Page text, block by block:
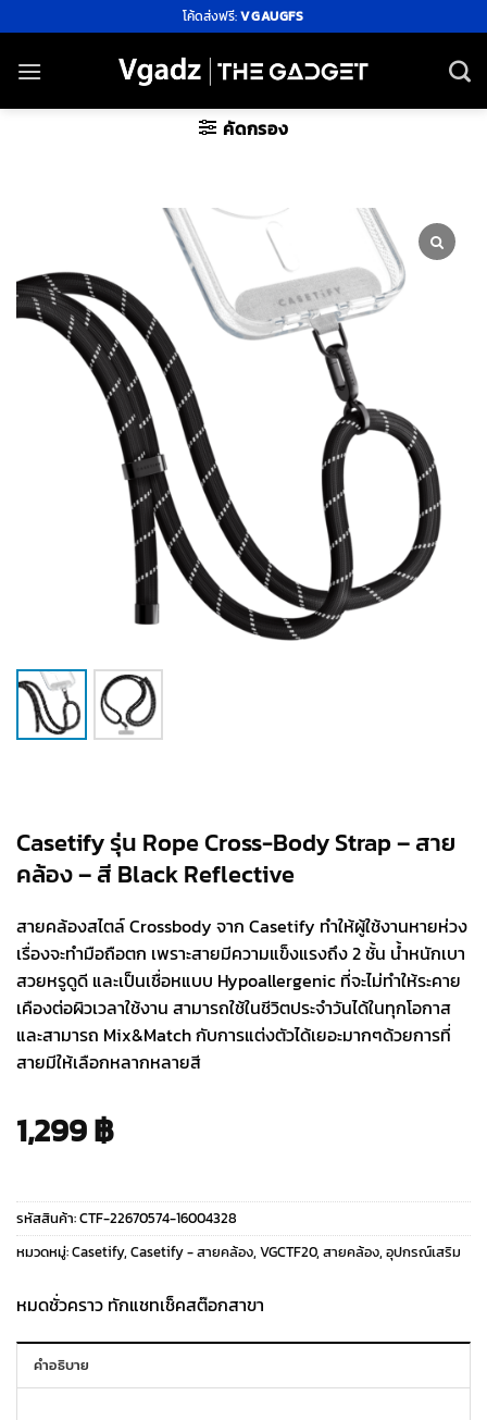
ไป
ยัง
โค้ดส่งฟรี:VGAUGFS
คัดกรอง
Casetify รุ่น Rope Cross-Body Strap – สาย
คล้อง – สี Black Reflective
สายคล้องสไตล์ Crossbody จาก Casetify ทำให้ผู้ใช้งานหายห่วง
เรื่องจะทำมือถือตก เพราะสายมีความแข็งแรงถึง 2 ชั้น น้ำหนักเบา
สวยหรูดูดี และเป็นเชื่อหแบบ Hypoallergenic ที่จะไม่ทำให้ระคาย
เคืองต่อผิวเวลาใช้งาน สามารถใช้ในชีวิตประจำวันได้ในทุกโอกาส
และสามารถ Mix&Match กับการแต่งตัวได้เยอะมากๆด้วยการที่
สายมีให้เลือกหลากหลายสี
1,299฿
รหัสสินค้า:CTF-22670574-16004328
หมวดหมู่:Casetify, Casetify - สายคล้อง, VGCTF20, สายคล้อง, อุปกรณ์เสริม
หมดชั่วคราว ทักแชทเช็คสต๊อกสาขา
คำอธิบาย